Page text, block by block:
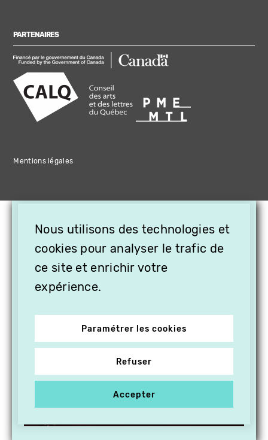
PARTENAIRES
Mentions légales
Nous utilisons des technologies et
cookies pour analyser le trafic de
ce site et enrichir votre
expérience.
Paramétrer les cookies
Refuser
Accepter
OFFREZ LA VIDÉO EN
CADEAU, ABONNEZ VOS
PROCHES À VITHÈQUE !